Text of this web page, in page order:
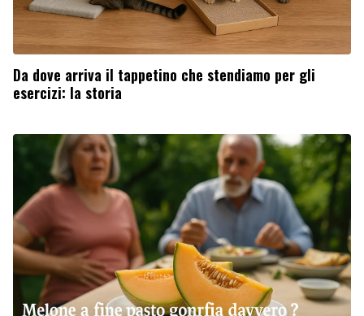
Da dove arriva il tappetino che stendiamo per gli
esercizi: la storia